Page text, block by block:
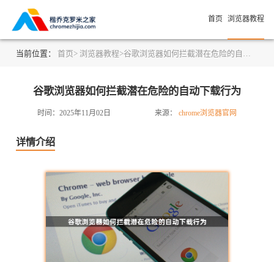
首页 浏览器教程
当前位置： 首页> 浏览器教程>谷歌浏览器如何拦截潜在危险的自动下载行为
谷歌浏览器如何拦截潜在危险的自动下载行为
时间：2025年11月02日 来源： chrome浏览器官网
详情介绍